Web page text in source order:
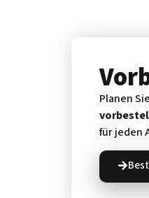
Planen
für jeden